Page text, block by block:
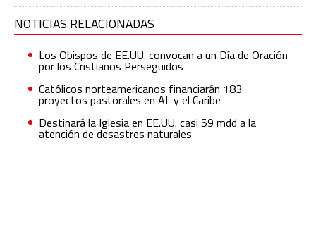
NOTICIAS RELACIONADAS
Los Obispos de EE.UU. convocan a un Día de Oración
por los Cristianos Perseguidos
Católicos norteamericanos financiarán 183
proyectos pastorales en AL y el Caribe
Destinará la Iglesia en EE.UU. casi 59 mdd a la
atención de desastres naturales